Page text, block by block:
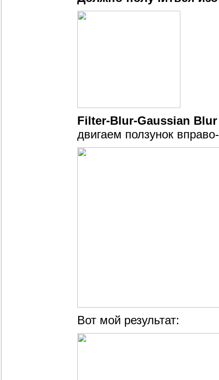
Filter-Blur-Gaussian
двигаем ползунок
Вот мой результат: